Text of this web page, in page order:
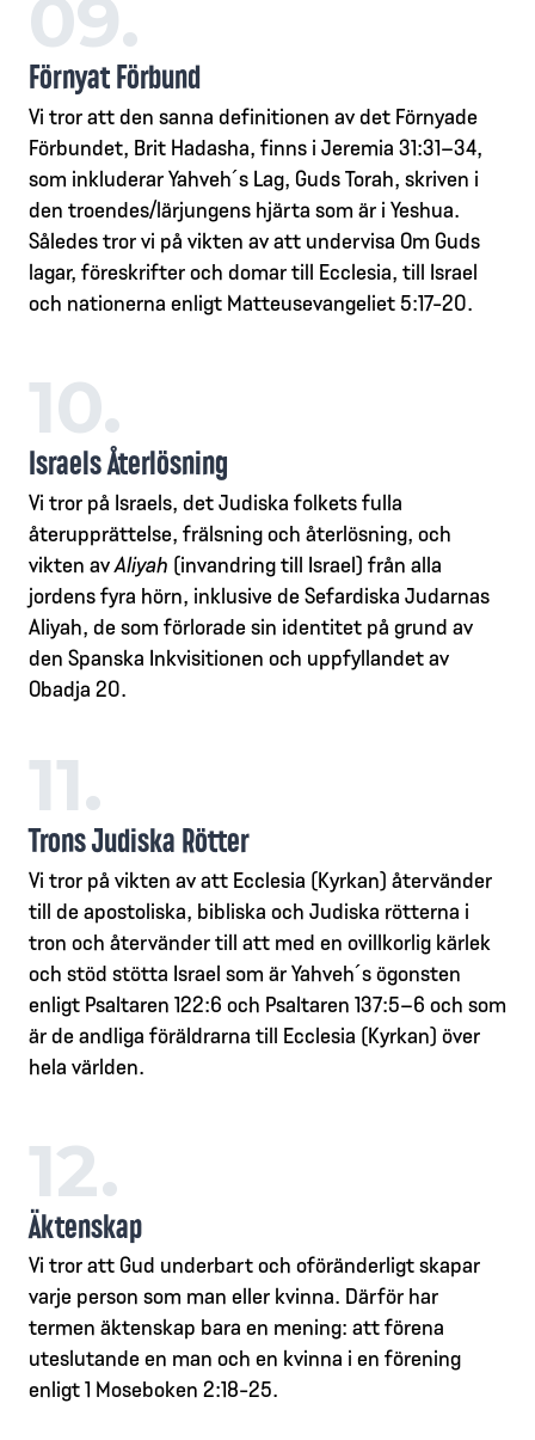
09.
Förnyat Förbund
Vi tror att den sanna definitionen av det Förnyade
Förbundet, Brit Hadasha, finns i Jeremia 31:31–34,
som inkluderar Yahveh´s Lag, Guds Torah, skriven i
den troendes/lärjungens hjärta som är i Yeshua.
Således tror vi på vikten av att undervisa Om Guds
lagar, föreskrifter och domar till Ecclesia, till Israel
och nationerna enligt Matteusevangeliet 5:17-20.
10.
Israels Återlösning
Vi tror på Israels, det Judiska folkets fulla
återupprättelse, frälsning och återlösning, och
vikten avAliyah (invandring till Israel) från alla
jordens fyra hörn, inklusive de Sefardiska Judarnas
Aliyah, de som förlorade sin identitet på grund av
den Spanska Inkvisitionen och uppfyllandet av
Obadja 20.
11.
Trons Judiska Rötter
Vi tror på vikten av att Ecclesia (Kyrkan) återvänder
till de apostoliska, bibliska och Judiska rötterna i
tron och återvänder till att med en ovillkorlig kärlek
och stöd stötta Israel som är Yahveh´s ögonsten
enligt Psaltaren 122:6 och Psaltaren 137:5–6 och som
är de andliga föräldrarna till Ecclesia (Kyrkan) över
hela världen.
12.
Äktenskap
Vi tror att Gud underbart och oföränderligt skapar
varje person som man eller kvinna. Därför har
termen äktenskap bara en mening: att förena
uteslutande en man och en kvinna i en förening
enligt 1 Moseboken 2:18-25.